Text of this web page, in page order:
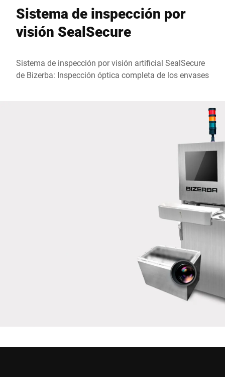
Código postal *
Por la presente confirmo que acepto el uso de mis datos para
procesar esta solicitud Se puede encontrar más información en
Click to start verification
FriendlyCaptcha ⇗
Sistema de inspección por
visión SealSecure
Sistema de inspección por visión artificial SealSecure
de Bizerba: Inspección óptica completa de los envases